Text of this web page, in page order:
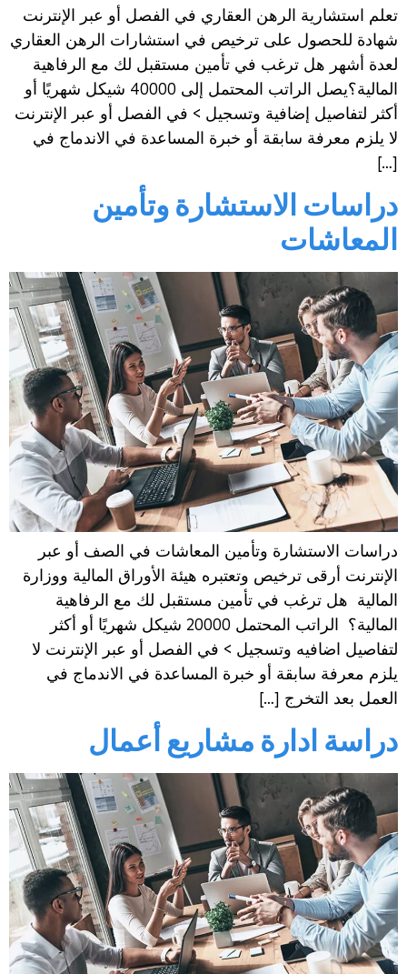
تعلم استشارية الرهن العقاري في الفصل أو عبر الإنترنت
شهادة للحصول على ترخيص في استشارات الرهن العقاري
لعدة أشهر هل ترغب في تأمين مستقبل لك مع الرفاهية
المالية؟يصل الراتب المحتمل إلى 40000 شيكل شهريًا أو
أكثر لتفاصيل إضافية وتسجيل > في الفصل أو عبر الإنترنت
لا يلزم معرفة سابقة أو خبرة المساعدة في الاندماج في
[…]
دراسات الاستشارة وتأمين
المعاشات
دراسات الاستشارة وتأمين المعاشات في الصف أو عبر
الإنترنت أرقى ترخيص وتعتبره هيئة الأوراق المالية ووزارة
المالية هل ترغب في تأمين مستقبل لك مع الرفاهية
المالية؟ الراتب المحتمل 20000 شيكل شهريًا أو أكثر
لتفاصيل اضافيه وتسجيل > في الفصل أو عبر الإنترنت لا
يلزم معرفة سابقة أو خبرة المساعدة في الاندماج في
العمل بعد التخرج […]
دراسة ادارة مشاريع أعمال